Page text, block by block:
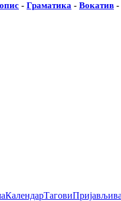
- Граматика - Вокатив -
КалендарТагови